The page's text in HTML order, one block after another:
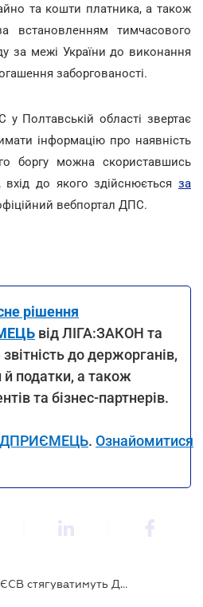
та кошти платника, а також
встановленням тимчасового
за межі України до виконання
заборгованості.
Полтавській області звертає
інформацію про наявність
боргу можна скориставшись
до якого здійснюється за
вебпортал ДПС.
рішення
від ЛІГА:ЗАКОН та
до держорганів,
податки, а також
та бізнес-партнерів.
. Ознайомитися
У яких випадках борги з ЄСВ стягуватимуть Держвиконавці